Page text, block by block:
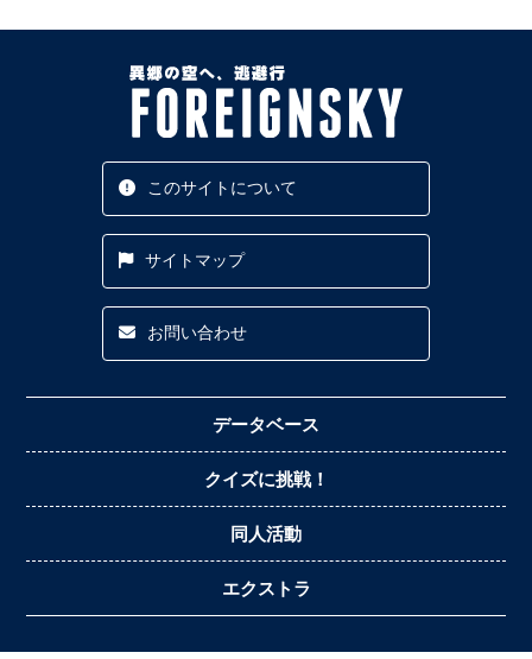
このサイトについて
サイトマップ
お問い合わせ
データベース
クイズに挑戦！
同人活動
エクストラ